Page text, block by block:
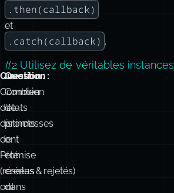
.then(callback)
et
.catch(callback) .
Question :
Combien
d’états
distincts
de
Promise
(résolus & rejetés)
ont
Question :
Combien
de
promesses
ont
été
créées
dans
#2 Utilisez de véritables instances